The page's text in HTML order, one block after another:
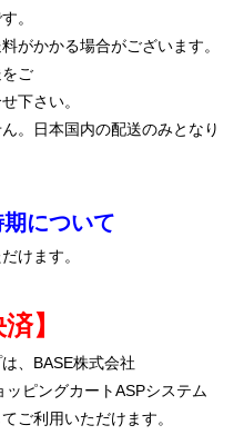
。
がかかる場合がございます。
ご
下さい。
。日本国内の配送のみとなり
について
けます。
】
、BASE株式会社
ッピングカートASPシステム
ご利用いただけます。